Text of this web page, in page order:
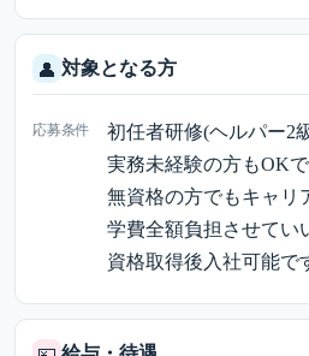
👤 対象となる方
応募条件
初任者研修(ヘルパー2
実務未経験の方もOKで
無資格の方でもキャリ
学費全額負担させてい
資格取得後入社可能で